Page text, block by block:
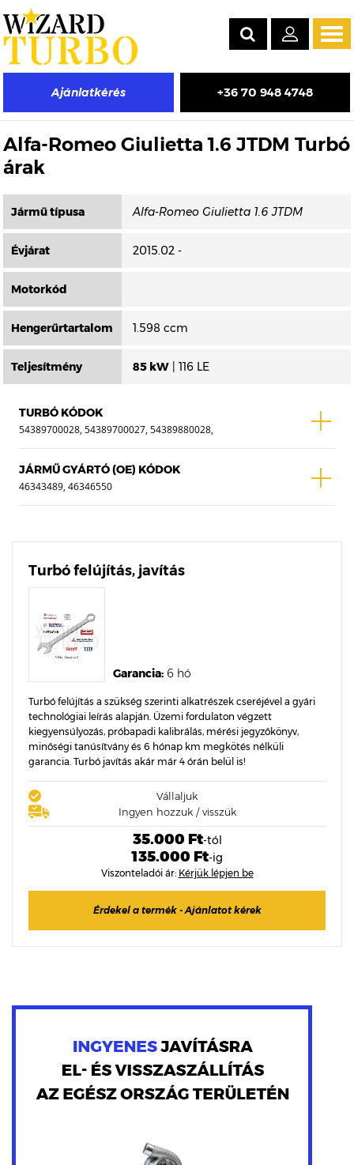
Ajánlatkérés +36 70 948 4748
Másik típus választása
Alfa-Romeo Giulietta 1.6 JTDM Turbó
árak
Jármű típusa
Évjárat 2015.02 -
Motorkód
Hengerűrtartalom 1.598 ccm
Teljesítmény 85 kW | 116 LE
TURBÓ KÓDOK
54389700028, 54389700027, 54389880028,
54389880027
JÁRMŰ GYÁRTÓ (OE) KÓDOK
46343489, 46346550
Turbó felújítás, javítás
Garancia: 6 hó
Turbó felújítás a szükség szerinti alkatrészek cseréjével a gyári
technológiai leírás alapján. Üzemi fordulaton végzett
kiegyensúlyozás, próbapadi kalibrálás, mérési jegyzőkönyv,
minőségi tanúsítvány és 6 hónap km megkötés nélküli
garancia. Turbó javítás akár már 4 órán belül is!
Vállaljuk
Ingyen hozzuk / visszük
35.000 Ft-tól
135.000 Ft-ig
Viszonteladói ár: Kérjük lépjen be
Érdekel a termék - Ajánlatot kérek